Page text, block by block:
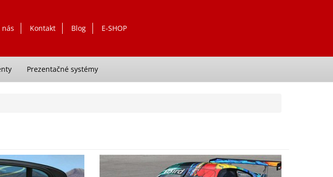
nás Kontakt Blog E-SHOP
Prezentačné systémy